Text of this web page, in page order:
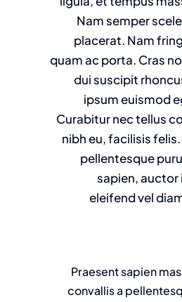
Nam semper
placerat. Nam
quam ac porta. Cras
dui suscipit
ipsum euismod
Curabitur nec tellus
nibh eu, facilisis
pellentesque
sapien, auctor
eleifend vel
Praesent sapien
convallis a